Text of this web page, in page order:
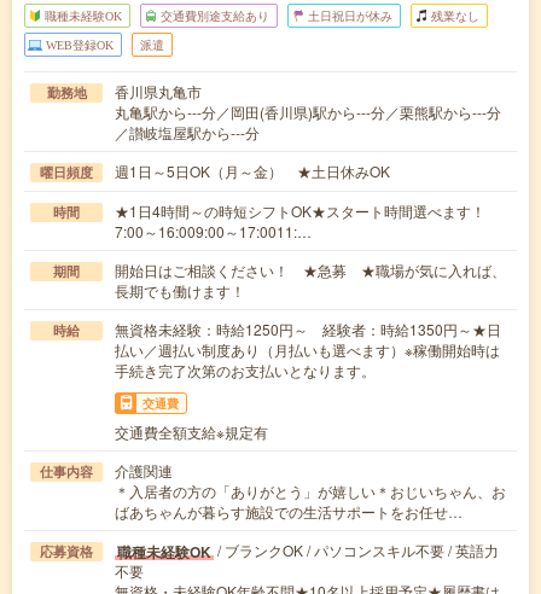
職種未経験OK 交通費別途支給あり 土日祝日が休み 残業なし
WEB登録OK 派遣
勤務地
香川県丸亀市
丸亀駅から---分／岡田(香川県)駅から---分／栗熊駅から---分
／讃岐塩屋駅から---分
曜日頻度 週1日～5日OK（月～金） ★土日休みOK
時間
★1日4時間～の時短シフトOK★スタート時間選べます！
7:00～16:009:00～17:0011:…
期間
開始日はご相談ください！ ★急募 ★職場が気に入れば、
長期でも働けます！
時給
無資格未経験：時給1250円～ 経験者：時給1350円～★日
払い／週払い制度あり（月払いも選べます）※稼働開始時は
手続き完了次第のお支払いとなります。
交通費
交通費全額支給※規定有
仕事内容
介護関連
＊入居者の方の「ありがとう」が嬉しい＊おじいちゃん、お
ばあちゃんが暮らす施設での生活サポートをお任せ…
応募資格 職種未経験OK / ブランクOK / パソコンスキル不要 / 英語力
不要